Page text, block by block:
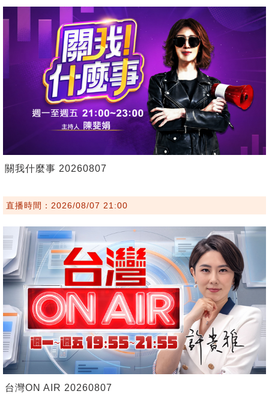
關我什麼事 20260807
直播時間：2026/08/07 21:00
台灣ON AIR 20260807